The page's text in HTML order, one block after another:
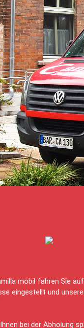
heutzutage für
gesellige
Lage unserer
Infrastruktur
Bei uns
sorgen jeden Tag
mobil fahren Sie
eingestellt und
bei der Abholung